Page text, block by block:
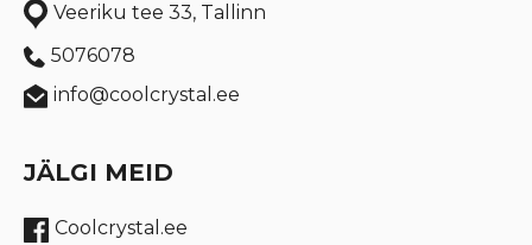
Veeriku tee 33, Tallinn
5076078
info@coolcrystal.ee
JÄLGI MEID
Coolcrystal.ee